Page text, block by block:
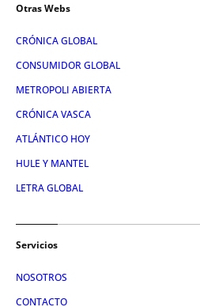
Otras Webs
CRÓNICA GLOBAL
CONSUMIDOR GLOBAL
METROPOLI ABIERTA
CRÓNICA VASCA
ATLÁNTICO HOY
HULE Y MANTEL
LETRA GLOBAL
Servicios
NOSOTROS
CONTACTO